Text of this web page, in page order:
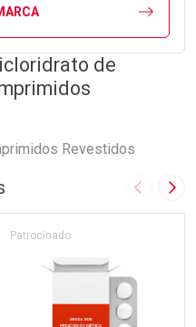
de
Revestidos
Imagem
Patrocinado